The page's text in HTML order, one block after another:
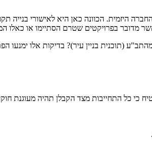
הכוונה כאן היא לאישורי בנייה
מדובר בפרויקטים שטרם הסתיימו או כאלו
(תוכנית בניין עיר)? בדיקות אלו ימנעו
כי כל התחייבות מצד הקבלן תהיה מעוגנת